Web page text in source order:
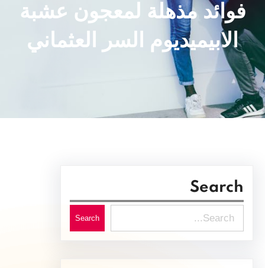
فوائد مذهلة لمعجون عشبة
الابيميديوم السر العثماني
Search
e
Search